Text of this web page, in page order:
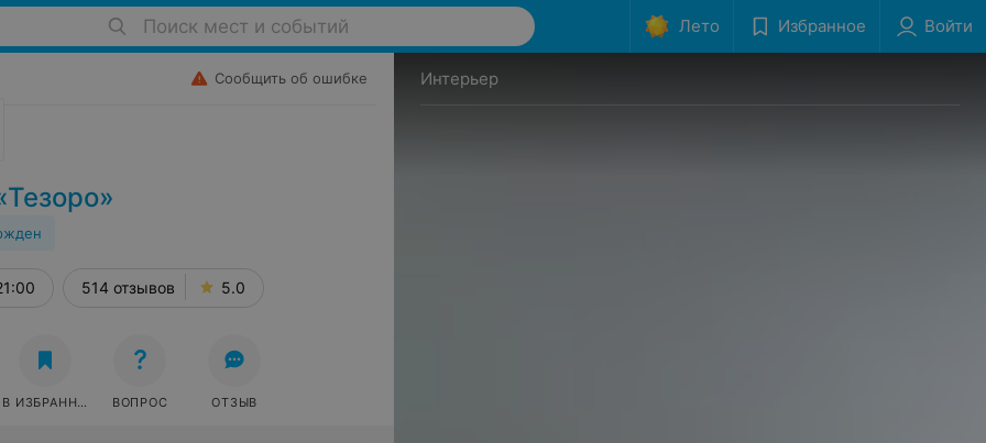
Поиск мест и событий Лето Избранное Войти
Сообщить об ошибке
514 отзывов 5.0
В ИЗБРАННОЕ ВОПРОС ОТЗЫВ
Интерьер